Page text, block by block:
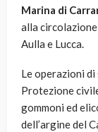
Marina di
alla
Aulla e Lucca.
Le operazioni
Protezione
gommoni ed
dell’argine del